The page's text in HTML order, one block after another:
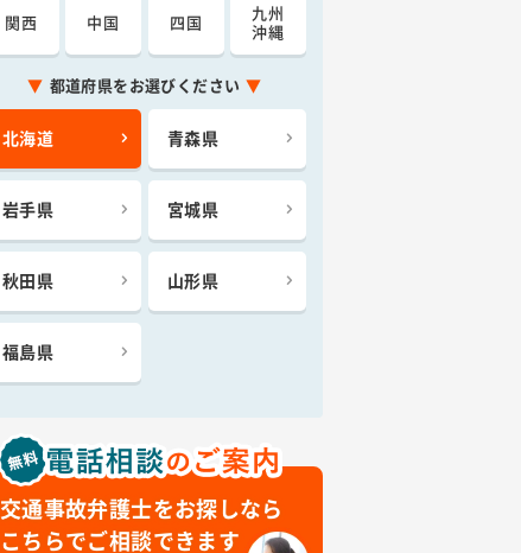
関西 中国 四国
九州
沖縄
都道府県をお選びください
北海道 青森県
岩手県 宮城県
秋田県 山形県
福島県
交通事故弁護士をお探しなら
こちらでご相談できます